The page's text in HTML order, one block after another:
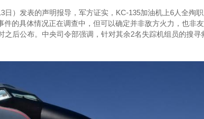
日）发表的声明报导，军方证实，KC-135加油机上6人全殉
件的具体情况正在调查中，但可以确定并非敌方火力，也非
之后公布。中央司令部强调，针对其余2名失踪机组员的搜寻